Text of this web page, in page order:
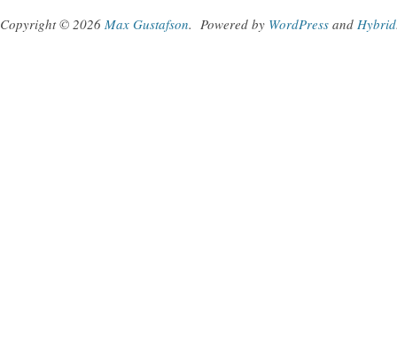
Copyright © 2026 Max Gustafson. Powered by WordPress and Hybrid